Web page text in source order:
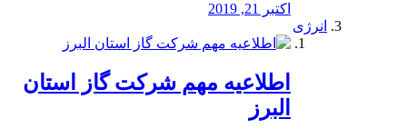
اکتبر 21, 2019
انرژی
️اطلاعیه مهم شرکت گاز استان
البرز